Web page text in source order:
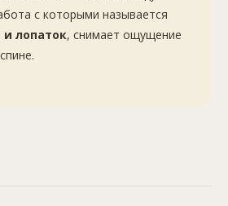
с которыми называется
лопаток, снимает ощущение